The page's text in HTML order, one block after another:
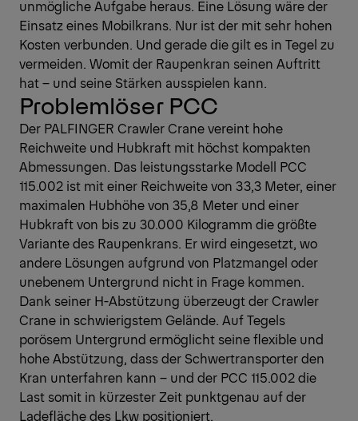
unmögliche Aufgabe heraus. Eine Lösung wäre der
Einsatz eines Mobilkrans. Nur ist der mit sehr hohen
Kosten verbunden. Und gerade die gilt es in Tegel zu
vermeiden. Womit der Raupenkran seinen Auftritt
hat – und seine Stärken ausspielen kann.
Problemlöser PCC
Der PALFINGER Crawler Crane vereint hohe
Reichweite und Hubkraft mit höchst kompakten
Abmessungen. Das leistungsstarke Modell PCC
115.002 ist mit einer Reichweite von 33,3 Meter, einer
maximalen Hubhöhe von 35,8 Meter und einer
Hubkraft von bis zu 30.000 Kilogramm die größte
Variante des Raupenkrans. Er wird eingesetzt, wo
andere Lösungen aufgrund von Platzmangel oder
unebenem Untergrund nicht in Frage kommen.
Dank seiner H-Abstützung überzeugt der Crawler
Crane in schwierigstem Gelände. Auf Tegels
porösem Untergrund ermöglicht seine flexible und
hohe Abstützung, dass der Schwertransporter den
Kran unterfahren kann – und der PCC 115.002 die
Last somit in kürzester Zeit punktgenau auf der
Ladefläche des Lkw positioniert.